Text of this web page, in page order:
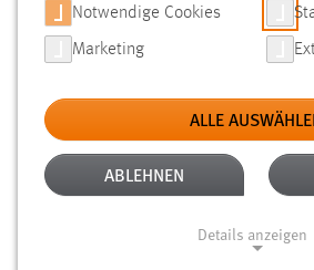
Aktive Filter: TYP: DATEIEN
Gesucht nach "raum". Es wurden
Notwendige Cookies
Marketing
ALLE
ABLEHNEN
Details anzeigen